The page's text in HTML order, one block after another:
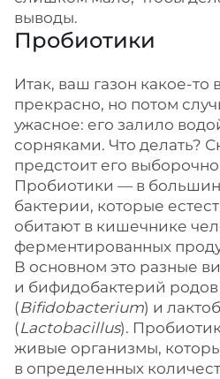
выводы.
Пробиотики
Итак, ваш газон какое-то
прекрасно, но потом
ужасное: его залило
сорняками. Что делать?
предстоит его
Пробиотики — в
бактерии, которые
обитают в кишечнике
ферментированных
В основном это разные
и бифидобактерий
(Bifidobacterium) и
(Lactobacillus).
живые организмы,
в определенных